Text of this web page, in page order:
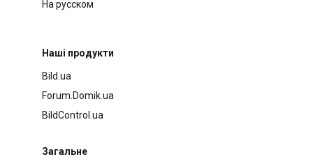
На русском
Наші продукти
Bild.ua
Forum.Domik.ua
BildControl.ua
Загальне